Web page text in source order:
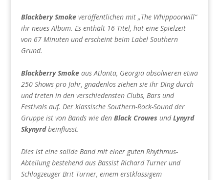
Blackbery Smokeveröffentlichen mit „The Whippoorwill“
ihr neues Album. Es enthält 16 Titel, hat eine Spielzeit
von 67 Minuten und erscheint beim Label Southern
Grund.
Blackberry Smoke aus Atlanta, Georgia absolvieren etwa
250 Shows pro Jahr, gnadenlos ziehen sie ihr Ding durch
und treten in den verschiedensten Clubs, Bars und
Festivals auf. Der klassische Southern-Rock-Sound der
Gruppe ist von Bands wie den Black Crowes undLynyrd
Skynyrdbeinflusst.
Dies ist eine solide Band mit einer guten Rhythmus-
Abteilung bestehend aus Bassist Richard Turner und
Schlagzeuger Brit Turner, einem erstklassigem